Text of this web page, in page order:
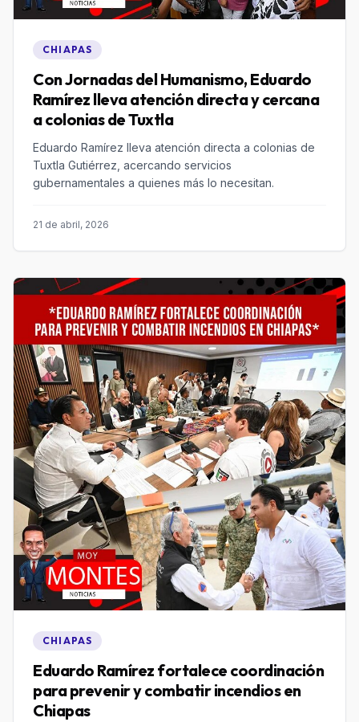
CHIAPAS
Con Jornadas del Humanismo, Eduardo
Ramírez lleva atención directa y cercana
a colonias de Tuxtla
Eduardo Ramírez lleva atención directa a colonias de
Tuxtla Gutiérrez, acercando servicios
gubernamentales a quienes más lo necesitan.
21 de abril, 2026
CHIAPAS
Eduardo Ramírez fortalece coordinación
para prevenir y combatir incendios en
Chiapas